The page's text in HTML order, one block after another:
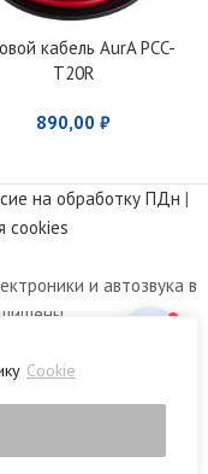
Cookie
кабель AurA PCC-
T20R
890,00 ₽
на обработку ПДн |
cookies
и автозвука в
определяемой
кодекса РФ.